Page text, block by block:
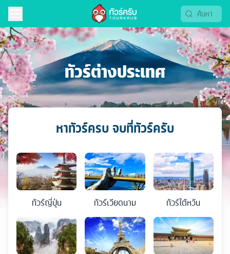
ทัวร์ต่างประเทศ
หาทัวร์ครบ จบที่ทัวร์ครับ
ทัวร์ญี่ปุ่น ทัวร์เวียดนาม ทัวร์ไต้หวัน